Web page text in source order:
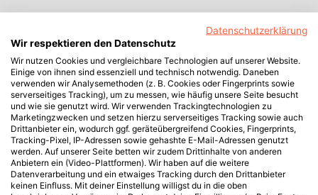
Datenschutzerklärung
Wir respektieren den Datenschutz
Wir nutzen Cookies und vergleichbare Technologien auf unserer Website.
Einige von ihnen sind essenziell und technisch notwendig. Daneben
verwenden wir Analysemethoden (z. B. Cookies oder Fingerprints sowie
serverseitiges Tracking), um zu messen, wie häufig unsere Seite besucht
und wie sie genutzt wird. Wir verwenden Trackingtechnologien zu
Marketingzwecken und setzen hierzu serverseitiges Tracking sowie auch
Drittanbieter ein, wodurch ggf. geräteübergreifend Cookies, Fingerprints,
Tracking-Pixel, IP-Adressen sowie gehashte E-Mail-Adressen genutzt
werden. Auf unserer Seite betten wir zudem Drittinhalte von anderen
Anbietern ein (Video-Plattformen). Wir haben auf die weitere
Datenverarbeitung und ein etwaiges Tracking durch den Drittanbieter
keinen Einfluss. Mit deiner Einstellung willigst du in die oben